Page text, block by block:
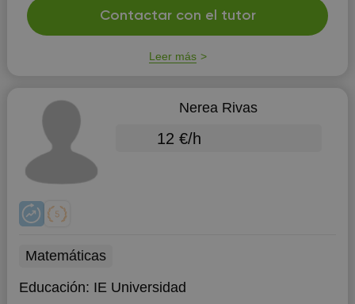
Contactar con el tutor
Leer más
Nerea Rivas
12 €/h
Matemáticas
Educación: IE Universidad